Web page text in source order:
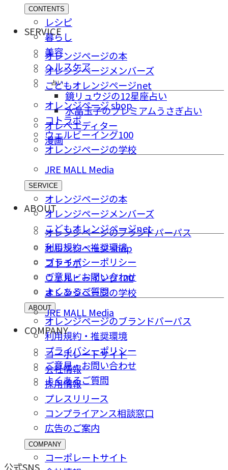
CONTENTS
レシピ
暮らし
美容
ヘルスケア
占い
鏡リュウジの12星座占い
水晶玉子のプレミアムうさぎ占い
オレペエディター
漫画
SERVICE
オレンジページの本
オレンジページメンバーズ
こどもオレンジページnet
オレンジページ shop
コトラボ
ウェルビーイング100
オレンジページの学校
JRE MALL Media
SERVICE
オレンジページの本
オレンジページメンバーズ
こどもオレンジページnet
オレンジページ shop
コトラボ
ウェルビーイング100
オレンジページの学校
JRE MALL Media
ABOUT
オレンジページのブランドパーパス
利用規約・推奨環境
プライバシーポリシー
ご意⾒・お問い合わせ
よくあるご質問
ABOUT
オレンジページのブランドパーパス
利用規約・推奨環境
プライバシーポリシー
ご意⾒・お問い合わせ
よくあるご質問
COMPANY
コーポレートサイト
会社情報
採⽤情報
プレスリリース
コンプライアンス相談窓⼝
広告のご案内
COMPANY
コーポレートサイト
公式SNS